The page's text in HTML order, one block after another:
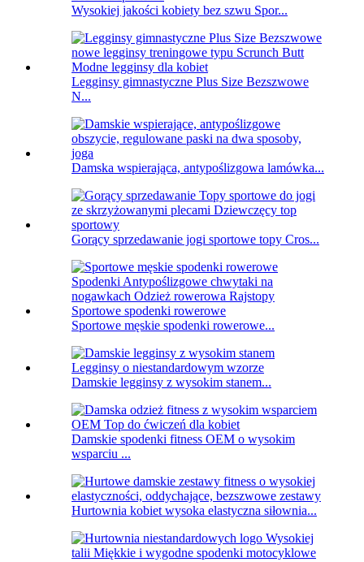
Wysokiej jakości kobiety bez szwu Spor...
Legginsy gimnastyczne Plus Size Bezszwowe
N...
Damska wspierająca, antypoślizgowa lamówka...
Gorący sprzedawanie jogi sportowe topy Cros...
Sportowe męskie spodenki rowerowe...
Damskie legginsy z wysokim stanem...
Damskie spodenki fitness OEM o wysokim
wsparciu ...
Hurtownia kobiet wysoka elastyczna siłownia...